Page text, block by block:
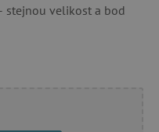
stejnou velikost a bod